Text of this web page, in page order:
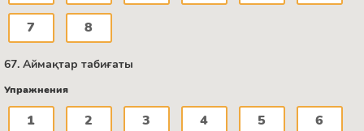
7 8
67. Аймақтар табиғаты
Упражнения
1 2 3 4 5 6